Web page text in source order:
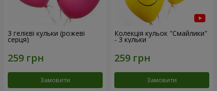
3 гелієві кульки (рожеві
серця)
Замовити
Колекція кульок "Смайлики"
- 3 кульки
Замовити